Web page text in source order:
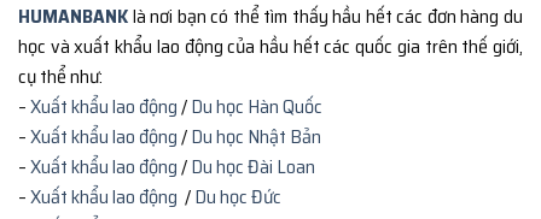
HUMANBANKlà nơi bạn có thể tìm thấy hầu hết các đơn hàng du
học và xuất khẩu lao động của hầu hết các quốc gia trên thế giới,
cụ thể như:
–Xuất khẩu lao động/Du học Hàn Quốc
–Xuất khẩu lao động/Du học Nhật Bản
–Xuất khẩu lao động/Du học Đài Loan
–Xuất khẩu lao động /Du học Đức